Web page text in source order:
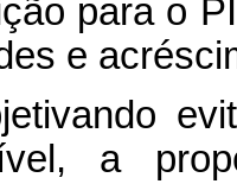
para o
e
a